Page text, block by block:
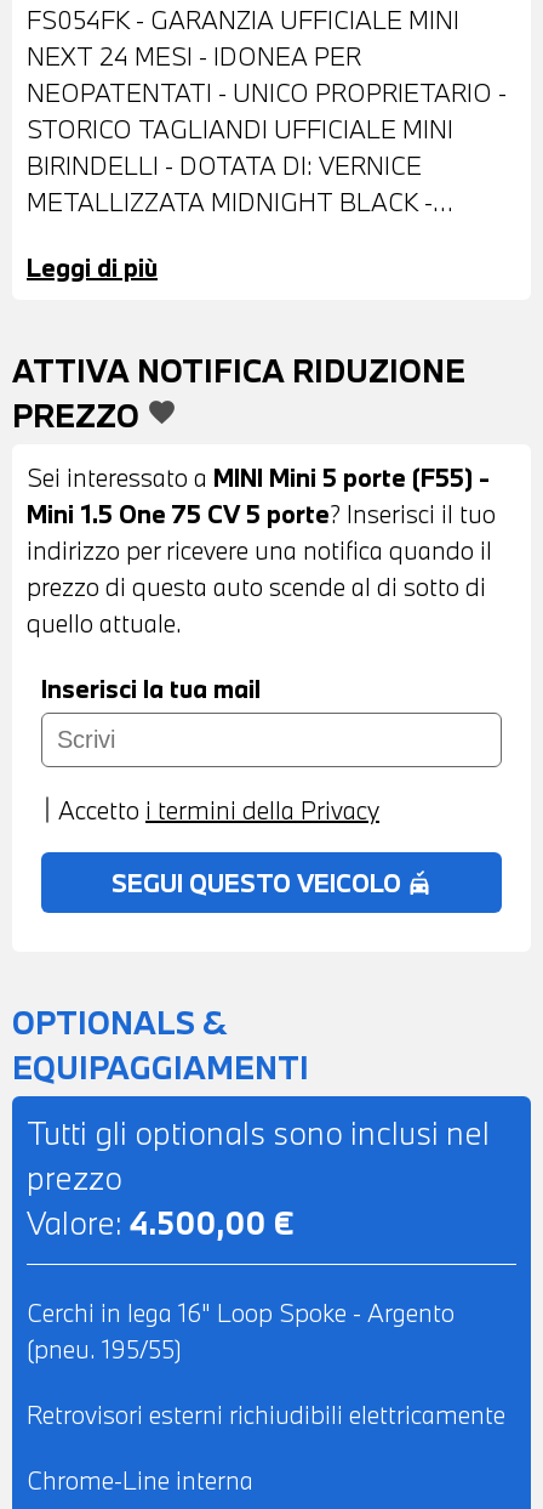
FS054FK - GARANZIA UFFICIALE MINI
NEXT 24 MESI - IDONEA PER
NEOPATENTATI - UNICO PROPRIETARIO -
STORICO TAGLIANDI UFFICIALE MINI
BIRINDELLI - DOTATA DI: VERNICE
METALLIZZATA MIDNIGHT BLACK -
FENDINEBBIA A LED - RETROVISORI
OSCURATI - SENSORI DI PARCHEGGIO
POSTERIORI - INTERNI IN STOFFA
COMANDI MULTIFUNZIONE - LIMITATORE
DI VELOCITA' - CLIMATIZZATORE
AUTOMATICO BIZONA - SEDILE
PASSEGGERO REGOLABILE IN ALTEZZA -
BLUETOOTH - USB - POSSIBILITA' DI
PROVA - POSSIBILITA' DI PERMUTA -
POSSIBILITA' DI FINANZIAMENTO ANCHE
PER L'INTERO IMPORTO
Leggi di più
ATTIVA NOTIFICA RIDUZIONE
PREZZO favorite
Sei interessato a MINI Mini 5 porte (F55) -
Mini 1.5 One 75 CV 5 porte? Inserisci il tuo
indirizzo per ricevere una notifica quando il
prezzo di questa auto scende al di sotto di
quello attuale.
Inserisci la tua mail
Accetto i termini della Privacy
SEGUI QUESTO VEICOLO no_crash
OPTIONALS &
EQUIPAGGIAMENTI
Tutti gli optionals sono inclusi nel
prezzo
Valore: 4.500,00 €
Cerchi in lega 16" Loop Spoke - Argento
(pneu. 195/55)
Retrovisori esterni richiudibili elettricamente
Chrome-Line interna